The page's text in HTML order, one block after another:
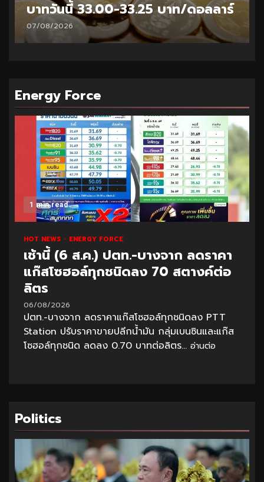
บาทวันนี้ 32.95-33.20 บาท/ดอลลาร์
06/08/2026
Energy Force
1 min read
HOT NEWS ENERGY FORCE
เช้านี้ (6 ส.ค.) ปตท.-บางจาก ลดราคา
แก๊สโซฮอล์ทุกชนิดลง 70 สตางค์ต่อ
ลิตร
06/08/2026
ปตท.-บางจาก ลดราคาแก๊สโซฮอล์ทุกชนิดลง PTT
Station ปรับราคาขายปลีกน้ำมัน กลุ่มเบนซินและแก๊ส
โซฮอล์ทุกชนิด ลดลง 0.70 บาทต่อลิตร... อ่านต่อ
Politics